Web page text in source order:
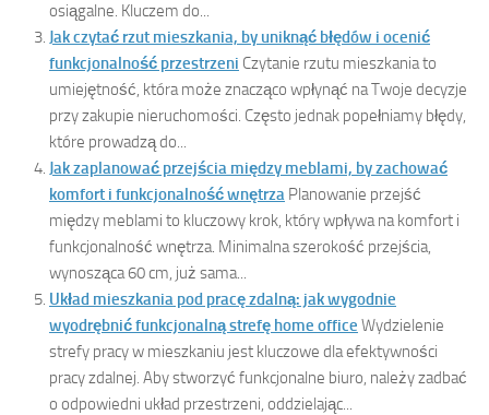
osiągalne. Kluczem do...
Jak czytać rzut mieszkania, by uniknąć błędów i ocenić
funkcjonalność przestrzeni Czytanie rzutu mieszkania to
umiejętność, która może znacząco wpłynąć na Twoje decyzje
przy zakupie nieruchomości. Często jednak popełniamy błędy,
które prowadzą do...
Jak zaplanować przejścia między meblami, by zachować
komfort i funkcjonalność wnętrza Planowanie przejść
między meblami to kluczowy krok, który wpływa na komfort i
funkcjonalność wnętrza. Minimalna szerokość przejścia,
wynosząca 60 cm, już sama...
Układ mieszkania pod pracę zdalną: jak wygodnie
wyodrębnić funkcjonalną strefę home office Wydzielenie
strefy pracy w mieszkaniu jest kluczowe dla efektywności
pracy zdalnej. Aby stworzyć funkcjonalne biuro, należy zadbać
o odpowiedni układ przestrzeni, oddzielając...